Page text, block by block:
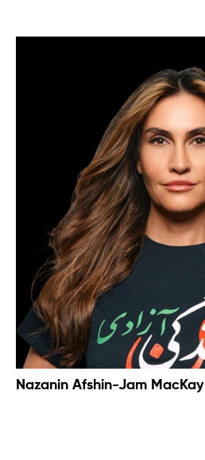
Nazanin Afshin-Jam MacKay